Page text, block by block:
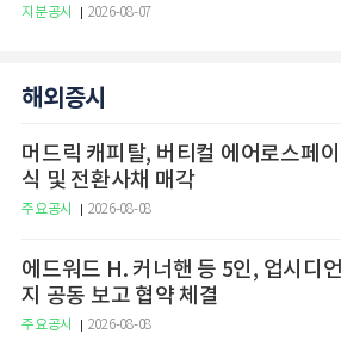
지분공시 2026-08-07
해외증시
머드릭 캐피탈, 버티컬 에어로스페
식 및 전환사채 매각
주요공시 2026-08-08
에드워드 H. 커너핸 등 5인, 업시디
지 공동 보고 협약 체결
주요공시 2026-08-08